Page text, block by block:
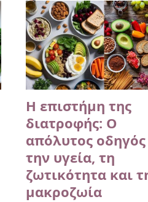
Η επιστήμη της
διατροφής: Ο
απόλυτος οδηγός
την υγεία, τη
ζωτικότητα και
μακροζωία